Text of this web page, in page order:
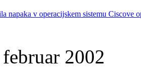
napaka v operacijskem sistemu Ciscove
2002